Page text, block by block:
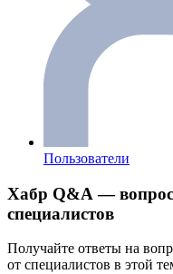
Пользователи
Хабр Q&A —
специалистов
Получайте ответы на
от специалистов в этой